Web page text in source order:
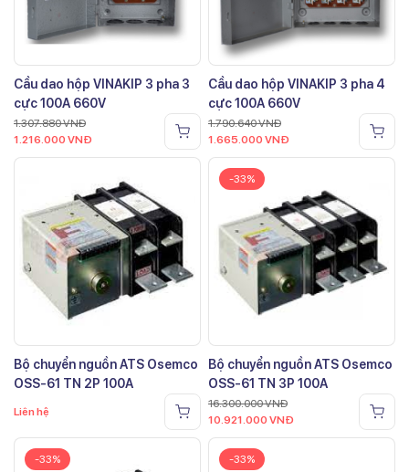
Cầu dao hộp VINAKIP 3 pha 3
cực 100A 660V
1.307.880VNĐ
1.216.000 VNĐ
Cầu dao hộp VINAKIP 3 pha 4
cực 100A 660V
1.790.640VNĐ
1.665.000 VNĐ
Bộ chuyển nguồn ATS Osemco
OSS-61 TN 2P 100A
Liên hệ
-33%
Bộ chuyển nguồn ATS Osemco
OSS-61 TN 3P 100A
16.300.000VNĐ
10.921.000 VNĐ
-33% -33%